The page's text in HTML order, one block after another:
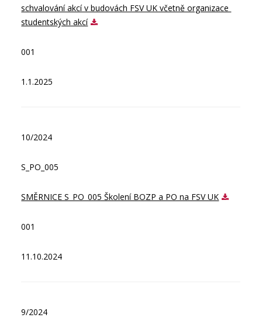
schvalování akcí v budovách FSV UK včetně organizace
studentských akcí
001
1.1.2025
10/2024
S_PO_005
SMĚRNICE S_PO_005 Školení BOZP a PO na FSV UK
001
11.10.2024
9/2024